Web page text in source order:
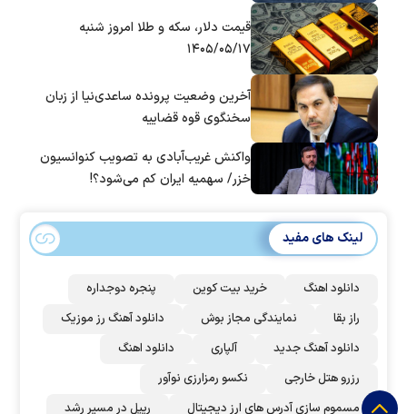
قیمت دلار، سکه و طلا امروز شنبه
۱۴۰۵/۰۵/۱۷
آخرین وضعیت پرونده ساعدی‌نیا از زبان
سخنگوی قوه قضاییه
واکنش غریب‌آبادی به تصویب کنوانسیون
خزر/ سهمیه ایران کم می‌شود؟!
لینک های مفید
دانلود اهنگ خرید بیت کوین
پنجره دوجداره
راز بقا
نمایندگی مجاز بوش
دانلود آهنگ رز‌ موزیک
دانلود آهنگ جدید
آلپاری
دانلود اهنگ
رزرو هتل خارجی
نکسو رمزارزی نوآور
مسموم سازی آدرس های ارز دیجیتال
ریپل در مسیر رشد